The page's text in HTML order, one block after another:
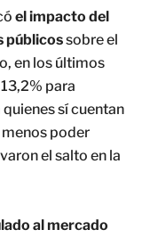
el impacto del
públicossobre el
en los últimos
para
sí cuentan
menos poder
el salto en la
al mercado